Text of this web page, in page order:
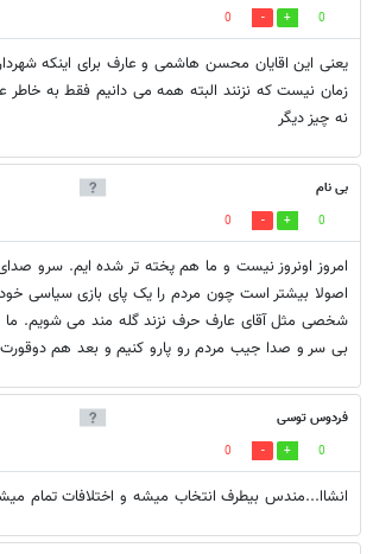
0
0
یعنی این اقایان محسن هاشمی و عارف برای اینکه
زمان نیست که نزنند البته همه می دانیم فقط به
نه چیز دیگر
بی نام
0
0
امروز اونروز نیست و ما هم پخته تر شده ایم. سرو
اصولا بیشتر است چون مردم را یک پای بازی سیاسی
شخصی مثل آقای عارف حرف نزند گله مند می شویم. ما
بی سر و صدا جیب مردم رو پارو کنیم و بعد هم
فردوس توسی
0
0
انشاا...مندس بیطرف انتخاب میشه و اختلافات تمام